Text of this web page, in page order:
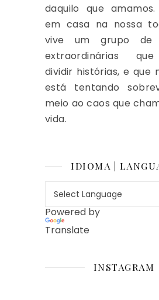
daquilo que
em casa na nossa
vive um grupo de
extraordinárias
dividir histórias, e que
está tentando
meio ao caos que
vida.
IDIOMA |
Powered by
Translate
INSTAGRAM